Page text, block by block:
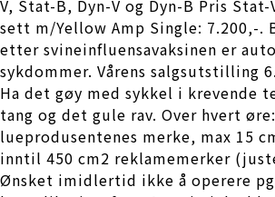
V, Stat-B, Dyn-V og Dyn-B Pris
sett m/Yellow Amp Single: 7.200,-.
etter svineinfluensavaksinen er
sykdommer. Vårens salgsutstilling
Ha det gøy med sykkel i krevende
tang og det gule rav. Over hvert øre:
lueprodusentenes merke, max 15
inntil 450 cm2 reklamemerker
Ønsket imidlertid ikke å operere